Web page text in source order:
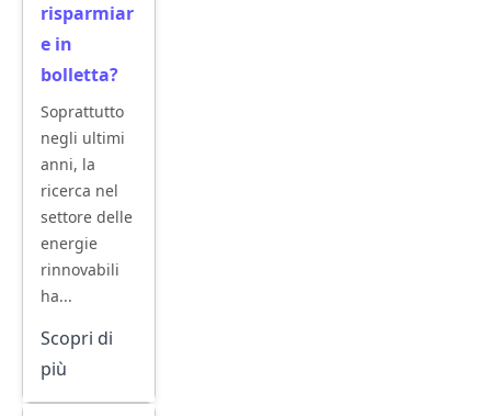
risparmiar
e in
bolletta?
Soprattutto
negli ultimi
anni, la
ricerca nel
settore delle
energie
rinnovabili
ha...
Scopri di
più